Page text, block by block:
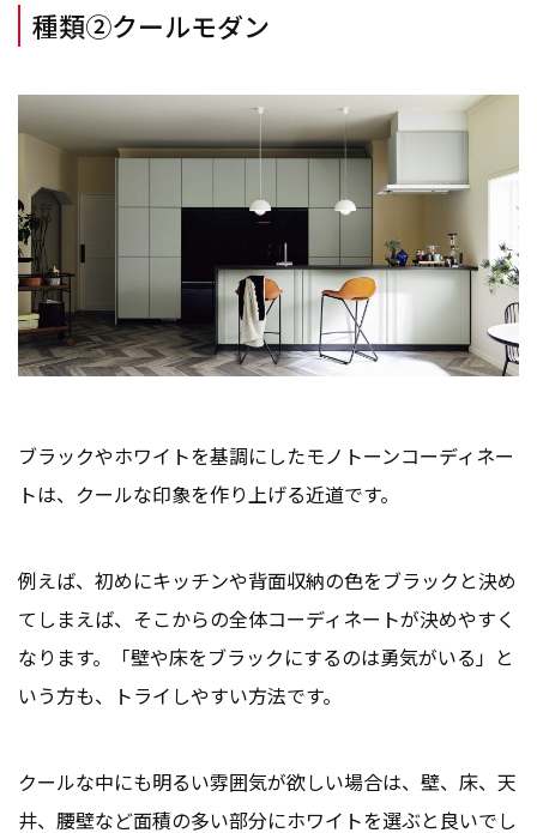
種類②クールモダン
ブラックやホワイトを基調にしたモノトーンコーディネー
トは、クールな印象を作り上げる近道です。
例えば、初めにキッチンや背面収納の色をブラックと決め
てしまえば、そこからの全体コーディネートが決めやすく
なります。「壁や床をブラックにするのは勇気がいる」と
いう方も、トライしやすい方法です。
クールな中にも明るい雰囲気が欲しい場合は、壁、床、天
井、腰壁など面積の多い部分にホワイトを選ぶと良いでし